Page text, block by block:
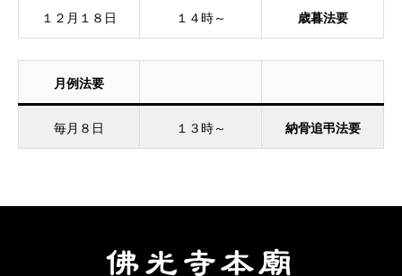
１２月１８日 １４時～ 歳暮法要
月例法要
毎月８日 １３時～ 納骨追弔法要